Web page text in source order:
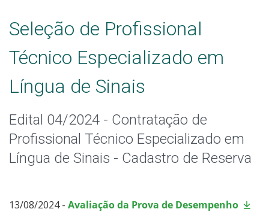
Seleção de Profissional
Técnico Especializado em
Língua de Sinais
Edital 04/2024 - Contratação de
Profissional Técnico Especializado em
Língua de Sinais - Cadastro de Reserva
13/08/2024 - Avaliação da Prova de Desempenho